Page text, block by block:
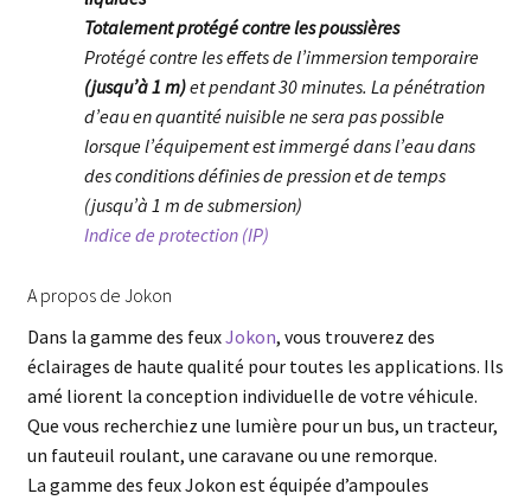
Totalement protégé contre les poussières
Protégé contre les effets de l’immersion temporaire
(jusqu’à 1 m)et pendant 30 minutes. La pénétration
d’eau en quantité nuisible ne sera pas possible
lorsque l’équipement est immergé dans l’eau dans
des conditions définies de pression et de temps
(jusqu’à 1 m de submersion)
Indice de protection (IP)
A propos de Jokon
Dans la gamme des feuxJokon, vous trouverez des
éclairages de haute qualité pour toutes les applications. Ils
amé liorent la conception individuelle de votre véhicule.
Que vous recherchiez une lumière pour un bus, un tracteur,
un fauteuil roulant, une caravane ou une remorque.
La gamme des feux Jokon est équipée d’ampoules